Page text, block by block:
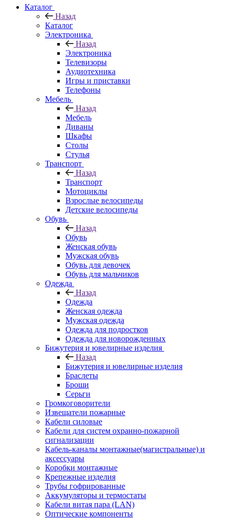
Каталог
Назад
Каталог
Электроника
Назад
Электроника
Телевизоры
Аудиотехника
Игры и приставки
Телефоны
Мебель
Назад
Мебель
Диваны
Шкафы
Столы
Стулья
Транспорт
Назад
Транспорт
Мотоциклы
Взрослые велосипеды
Детские велосипеды
Обувь
Назад
Обувь
Женская обувь
Мужская обувь
Обувь для девочек
Обувь для мальчиков
Одежда
Назад
Одежда
Женская одежда
Мужская одежда
Одежда для подростков
Одежда для новорожденных
Бижутерия и ювелирные изделия
Назад
Бижутерия и ювелирные изделия
Браслеты
Броши
Серьги
Громкоговорители
Извещатели пожарные
Кабели силовые
Кабели для систем охранно-пожарной
сигнализации
Кабель-каналы монтажные(магистральные) и
аксессуары
Коробки монтажные
Крепежные изделия
Трубы гофрированные
Аккумуляторы и термостаты
Кабели витая пара (LAN)
Оптические компоненты